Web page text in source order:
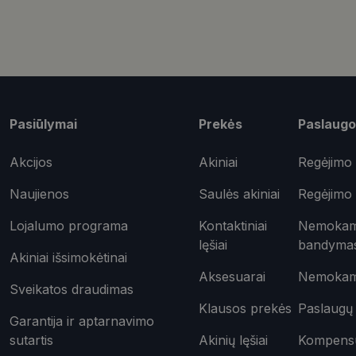
Pasiūlymai
Akcijos
Naujienos
Lojalumo programa
Akiniai išsimokėtinai
Sveikatos draudimas
Garantija ir aptarnavimo
sutartis
Prekės
Akiniai
Saulės akiniai
Kontaktiniai
lęšiai
Aksesuarai
Klausos prekės
Akinių lęšiai
saugomi Jūsų
_tt_enable_cookie
csrftoken